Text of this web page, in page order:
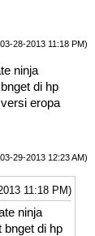
28-2013 11:18 PM)
ninja
di hp
eropa
29-2013 12:23 AM)
11:18 PM)
ninja
bnget di hp